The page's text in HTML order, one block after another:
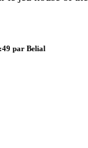
par Belial